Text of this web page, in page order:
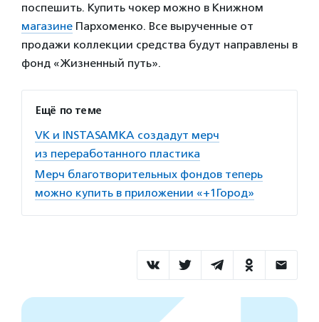
поспешить. Купить чокер можно в Книжном
магазине Пархоменко. Все вырученные от
продажи коллекции средства будут направлены в
фонд «Жизненный путь».
Ещё по теме
VK и INSTASAMKA создадут мерч
из переработанного пластика
Мерч благотворительных фондов теперь
можно купить в приложении «+1Город»